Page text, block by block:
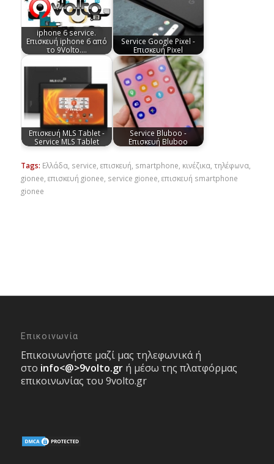
iphone 6 service.
Επισκευή iphone 6 από
το 9Volto.…
Service Google Pixel -
Επισκευή Pixel
Επισκευή MLS Tablet -
Service MLS Tablet
Service Bluboo -
Επισκευή Bluboo
Tags: Ελλάδα, service, επισκευή, smartphone, κινέζικα, τηλέφωνα,
gionee, επισκευή gionee, service gionee, επισκευή smartphone
gionee
Επικοινωνία
Επικοινωνήστε μαζί μας τηλεφωνικά ή
στο info<@>9volto.gr ή μέσω της πλατφόρμας
επικοινωνίας του 9volto.gr